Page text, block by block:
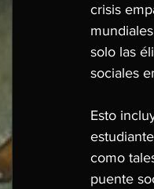
crisis
solo las
sociales
Esto
como
puente